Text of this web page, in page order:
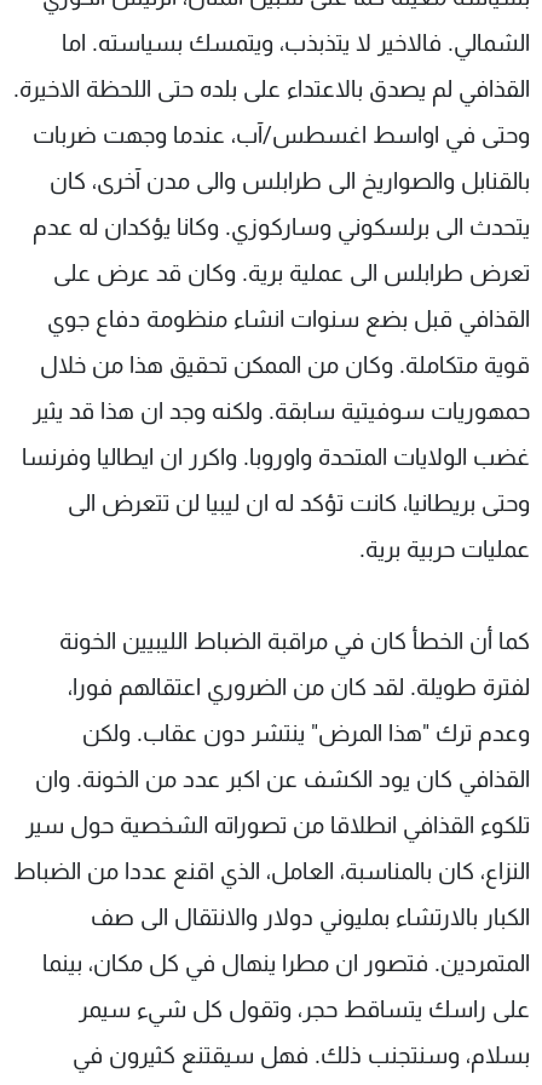
الشمالي. فالاخير لا يتذبذب، ويتمسك بسياسته. اما
القذافي لم يصدق بالاعتداء على بلده حتى اللحظة الاخيرة.
وحتى في اواسط اغسطس/آب، عندما وجهت ضربات
بالقنابل والصواريخ الى طرابلس والى مدن آخرى، كان
يتحدث الى برلسكوني وساركوزي. وكانا يؤكدان له عدم
تعرض طرابلس الى عملية برية. وكان قد عرض على
القذافي قبل بضع سنوات انشاء منظومة دفاع جوي
قوية متكاملة. وكان من الممكن تحقيق هذا من خلال
حمهوريات سوفيتية سابقة. ولكنه وجد ان هذا قد يثير
غضب الولايات المتحدة واوروبا. واكرر ان ايطاليا وفرنسا
وحتى بريطانيا، كانت تؤكد له ان ليبيا لن تتعرض الى
عمليات حربية برية.
كما أن الخطأ كان في مراقبة الضباط الليبيين الخونة
لفترة طويلة. لقد كان من الضروري اعتقالهم فورا،
وعدم ترك "هذا المرض" ينتشر دون عقاب. ولكن
القذافي كان يود الكشف عن اكبر عدد من الخونة. وان
تلكوء القذافي انطلاقا من تصوراته الشخصية حول سير
النزاع، كان بالمناسبة، العامل، الذي اقنع عددا من الضباط
الكبار بالارتشاء بمليوني دولار والانتقال الى صف
المتمردين. فتصور ان مطرا ينهال في كل مكان، بينما
على راسك يتساقط حجر، وتقول كل شيء سيمر
بسلام، وسنتجنب ذلك. فهل سيقتنع كثيرون في